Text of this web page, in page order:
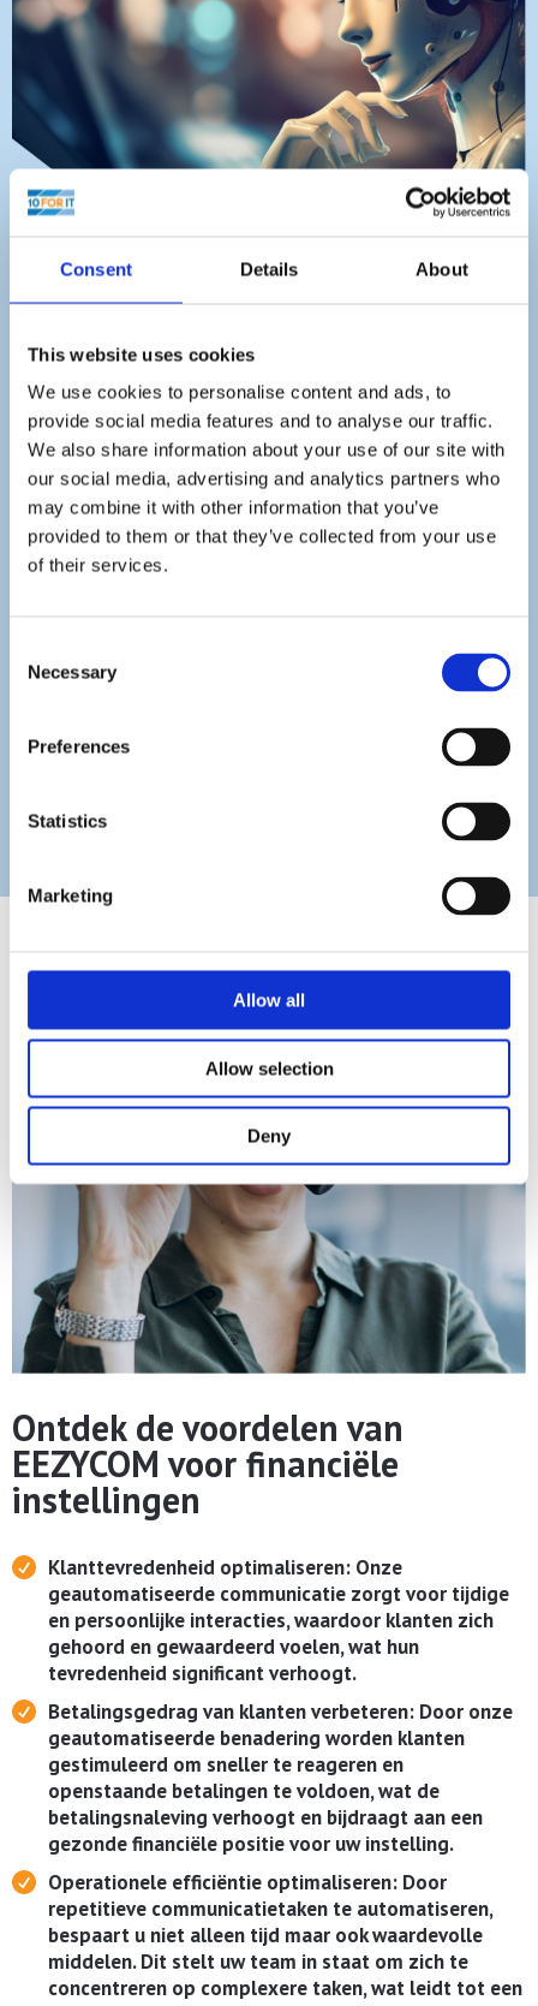
Consent Details About
This website uses cookies
We use cookies to personalise content and ads, to
provide social media features and to analyse our traffic.
We also share information about your use of our site with
our social media, advertising and analytics partners who
may combine it with other information that you’ve
provided to them or that they’ve collected from your use
of their services.
Selection
Necessary
Preferences
Statistics
Marketing
Allow all
Allow selection
Deny
Geautomatiseerde communicatie
zeer klantvriendelijk
Uit diverse onderzoeken wereldwijd blijkt dat klanten
geautomatiseerde communicatie waarderen. De basis
hiervoor omvat onder andere de bereikbaarheid (direct
contact en dat 24/7), het anoniem kunnen afhandelen
van privacygevoelige zaken, en de mogelijkheid om
direct afspraken te kunnen maken.
ook een belangrijke rol bij het ervaren van optimale
worden via het communicatiekanaal dat zij prefereren,
EEZYCOM maakt het makkelijk voor u en uw klanten!
Ontdek de voordelen van
EEZYCOM voor financiële
instellingen
Klanttevredenheid optimaliseren: Onze
geautomatiseerde communicatie zorgt voor tijdige
en persoonlijke interacties, waardoor klanten zich
gehoord en gewaardeerd voelen, wat hun
tevredenheid significant verhoogt.
Betalingsgedrag van klanten verbeteren: Door onze
geautomatiseerde benadering worden klanten
gestimuleerd om sneller te reageren en
openstaande betalingen te voldoen, wat de
betalingsnaleving verhoogt en bijdraagt aan een
gezonde financiële positie voor uw instelling.
Operationele efficiëntie optimaliseren: Door
repetitieve communicatietaken te automatiseren,
bespaart u niet alleen tijd maar ook waardevolle
middelen. Dit stelt uw team in staat om zich te
concentreren op complexere taken, wat leidt tot een